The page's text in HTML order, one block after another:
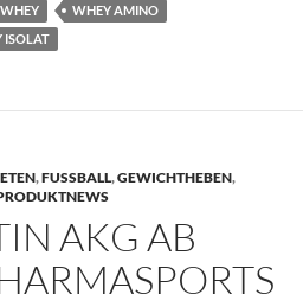
WHEY
WHEY AMINO
ISOLAT
,FUSSBALL,GEWICHTHEBEN,
AKG AB